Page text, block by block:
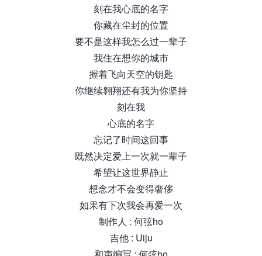
刻在我心底的名字
你藏在尘封的位置
要不是这样我怎么过一辈子
我住在想你的城市
握着飞向天空的钥匙
你继续翱翔还有我为你坚持
刻在我
心底的名字
忘记了时间这回事
既然决定爱上一次就一辈子
希望让这世界静止
想念才不会变得奢侈
如果有下次我会再爱一次
制作人 : 何弦ho
吉他 : Uiju